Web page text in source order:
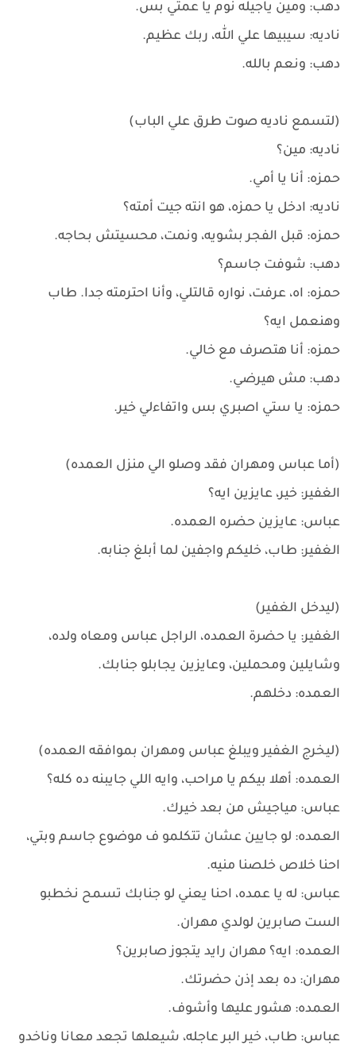
دهب: ومين ياجيله نوم يا عمتي بس.
ناديه: سيبيها علي الله، ربك عظيم.
دهب: ونعم بالله.
(لتسمع ناديه صوت طرق علي الباب)
ناديه: مين؟
حمزه: أنا يا أمي.
ناديه: ادخل يا حمزه، هو انته جيت أمته؟
حمزه: قبل الفجر بشويه، ونمت، محسيتش بحاجه.
دهب: شوفت جاسم؟
حمزه: اه، عرفت، نواره قالتلي، وأنا احترمته جدا. طاب
وهنعمل ايه؟
حمزه: أنا هتصرف مع خالي.
دهب: مش هيرضي.
حمزه: يا ستي اصبري بس واتفاءلي خير.
(أما عباس ومهران فقد وصلو الي منزل العمده)
الغفير: خير، عايزين ايه؟
عباس: عايزين حضره العمده.
الغفير: طاب، خليكم واجفين لما أبلغ جنابه.
(ليدخل الغفير)
الغفير: يا حضرة العمده، الراجل عباس ومعاه ولده،
وشايلين ومحملين، وعايزين يجابلو جنابك.
العمده: دخلهم.
(ليخرج الغفير ويبلغ عباس ومهران بموافقه العمده)
العمده: أهلا بيكم يا مراحب، وايه اللي جايبنه ده كله؟
عباس: مياجيش من بعد خيرك.
العمده: لو جايين عشان تتكلمو ف موضوع جاسم وبتي،
احنا خلاص خلصنا منيه.
عباس: له يا عمده، احنا يعني لو جنابك تسمح نخطبو
الست صابرين لولدي مهران.
العمده: ايه؟ مهران رايد يتجوز صابرين؟
مهران: ده بعد إذن حضرتك.
العمده: هشور عليها وأشوف.
عباس: طاب، خير البر عاجله، شيعلها تجعد معانا وناخدو